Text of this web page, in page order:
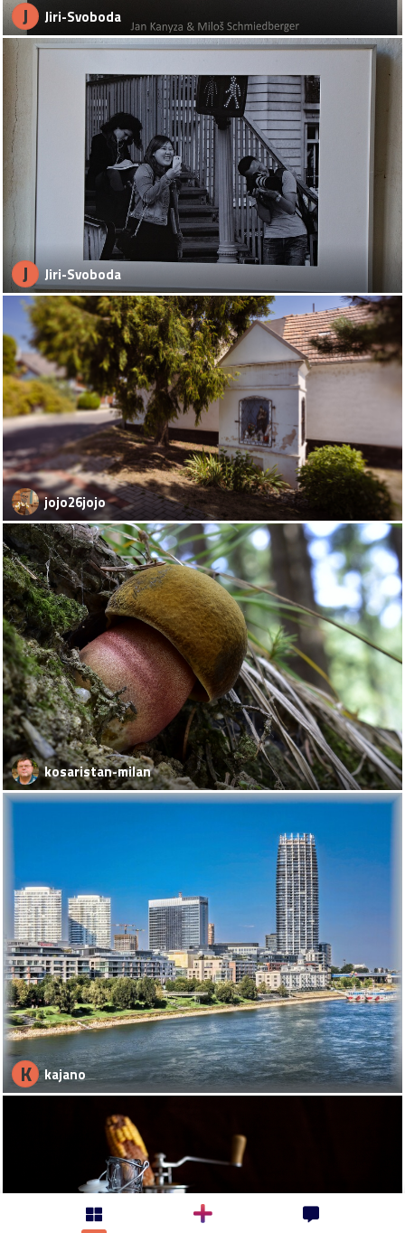
J Jiri-Svoboda
J Jiri-Svoboda
jojo26jojo
kosaristan-milan
K kajano